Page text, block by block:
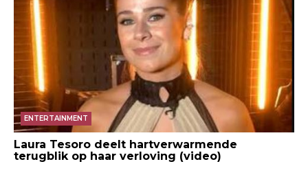
ENTERTAINMENT
Laura Tesoro deelt hartverwarmende
terugblik op haar verloving (video)